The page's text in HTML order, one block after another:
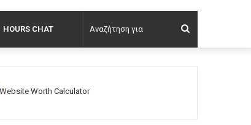
HOURS CHAT
για